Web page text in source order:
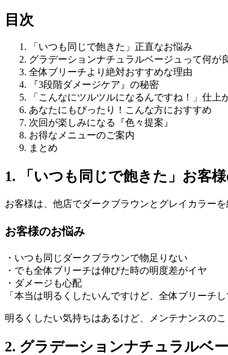
目次
「いつも同じで飽きた」正直なお悩み
グラデーションナチュラルベージュって何が
全体ブリーチより絶対おすすめな理由
『3段階ダメージケア』の秘密
「こんなにツルツルになるんですね！」仕上
あなたにもぴったり！こんな方におすすめ
次回が楽しみになる『色々提案』
お得なメニューのご案内
まとめ
1. 「いつも同じで飽きた」お客
お客様は、他店でダークブラウンとグレイカラー
お客様のお悩み
・いつも同じダークブラウンで物足りない
・でも全体ブリーチは伸びた時の明度差がイヤ
・ダメージも心配
「本当は明るくしたいんですけど、全体ブリーチ
明るくしたい気持ちはあるけど、メンテナンスの
2. グラデーションナチュラルベ